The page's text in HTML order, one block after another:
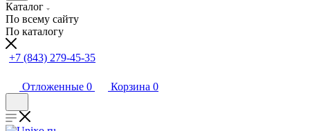
Каталог
По всему сайту
По каталогу
+7 (843) 279-45-35
Отложенные 0 Корзина 0